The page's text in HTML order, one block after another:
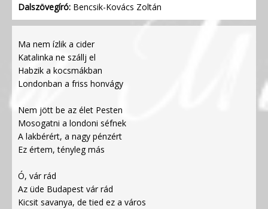
Dalszövegíró: Bencsik-Kovács Zoltán
Ma nem ízlik a cider
Katalinka ne szállj el
Habzik a kocsmákban
Londonban a friss honvágy
Nem jött be az élet Pesten
Mosogatni a londoni séfnek
A lakbérért, a nagy pénzért
Ez értem, tényleg más
Ó, vár rád
Az üde Budapest vár rád
Kicsit savanya, de tied ez a város